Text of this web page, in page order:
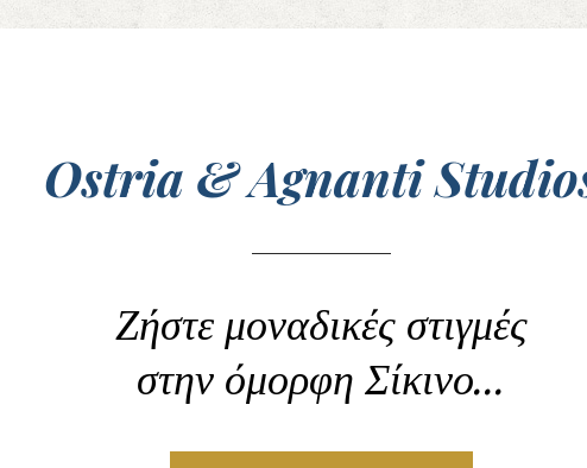
Ostria & Agnanti
Ζήστε μοναδικές στιγμές
στην όμορφη Σίκινο...